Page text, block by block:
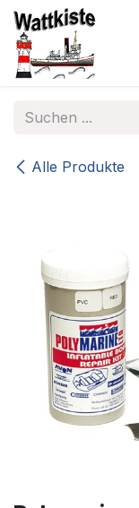
Zum Inhalt springen
Alle Produkte